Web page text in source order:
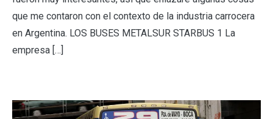
que me contaron con el contexto de la industria carrocera
en Argentina. LOS BUSES METALSUR STARBUS 1 La
empresa […]